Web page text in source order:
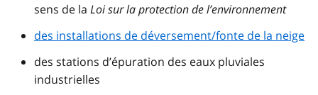
sens de la Loi sur la protection de l’environnement
des installations de déversement/fonte de la neige
des stations d’épuration des eaux pluviales
industrielles